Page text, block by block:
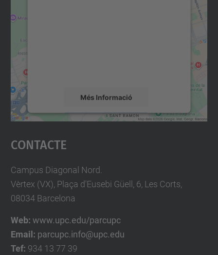
Més Informació
Accepta
powered by
Contacte
Campus Diagonal Nord.
Vèrtex (VX), Plaça d'Eusebi Güell, 6, Les Corts,
08034 Barcelona
Web: www.upc.edu/parcupc
Email: parcupc.info@upc.edu
Tef: 934 13 77 39